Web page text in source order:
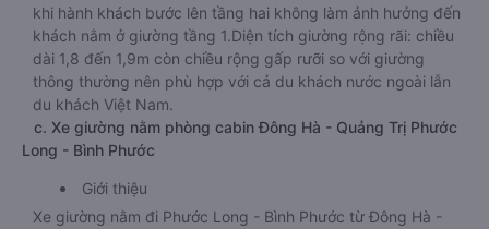
khi hành khách bước lên tầng hai không làm ảnh hưởng đến
khách nằm ở giường tầng 1.Diện tích giường rộng rãi: chiều
dài 1,8 đến 1,9m còn chiều rộng gấp rưỡi so với giường
thông thường nên phù hợp với cả du khách nước ngoài lẫn
du khách Việt Nam.
c. Xe giường nằm phòng cabin Đông Hà - Quảng Trị Phước
Long - Bình Phước
Giới thiệu
Xe giường nằm đi Phước Long - Bình Phước từ Đông Hà -